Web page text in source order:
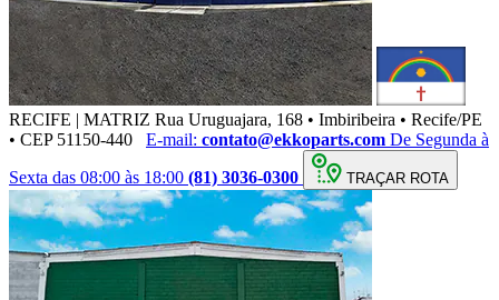
RECIFE | MATRIZ Rua Uruguajara, 168 • Imbiribeira • Recife/PE
• CEP 51150-440
E-mail: contato@ekkoparts.com De Segunda à
Sexta das 08:00 às 18:00 (81) 3036-0300 TRAÇAR ROTA